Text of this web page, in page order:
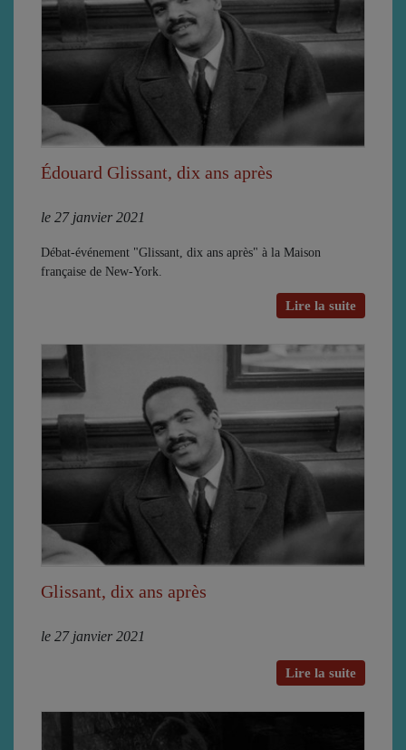
Édouard Glissant, dix ans après
le 27 janvier 2021
Débat-événement "Glissant, dix ans après" à la Maison
française de New-York.
Lire la suite
Glissant, dix ans après
le 27 janvier 2021
Lire la suite